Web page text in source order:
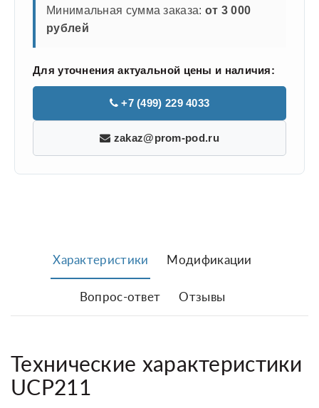
Минимальная сумма заказа: от 3 000
рублей
Для уточнения актуальной цены и наличия:
+7 (499) 229 4033
zakaz@prom-pod.ru
Характеристики Модификации
Вопрос-ответ Отзывы
Технические характеристики
UCP211